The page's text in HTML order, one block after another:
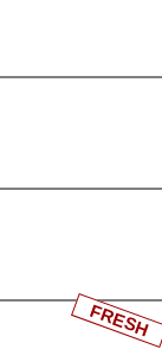
FRESH